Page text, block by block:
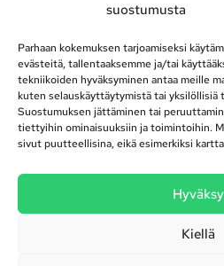
suostumusta
Parhaan kokemuksen tarjoamiseksi
evästeitä, tallentaaksemme ja/tai
tekniikoiden hyväksyminen antaa meille
kuten selauskäyttäytymistä tai yksilöllisiä
Suostumuksen jättäminen tai
tiettyihin ominaisuuksiin ja toimintoihin.
sivut puutteellisina, eikä esimerkiksi
Hyväksy
Kiellä
Autokoulu Top-Ten |
Turengin Autokoulu |
opetusta Kanta-Hämeessä!